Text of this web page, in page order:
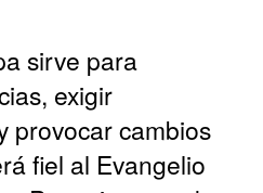
sirve para
exigir
provocar cambios
fiel al Evangelio